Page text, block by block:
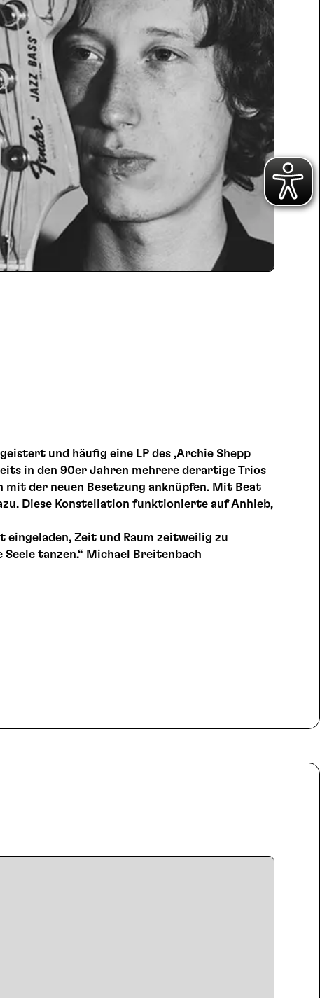
und häufig eine LP des ‚Archie Shepp
in den 90er Jahren mehrere derartige Trios
der neuen Besetzung anknüpfen. Mit Beat
Diese Konstellation funktionierte auf Anhieb,
Zeit und Raum zeitweilig zu
tanzen.“ Michael Breitenbach